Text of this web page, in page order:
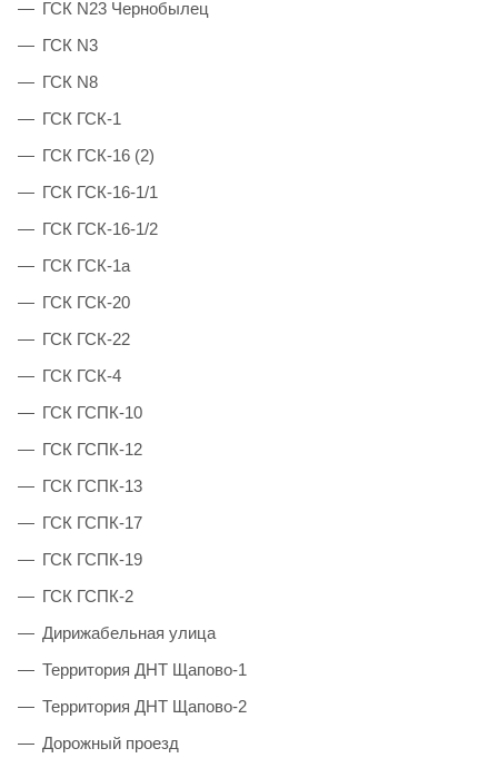
ГСК N23 Чернобылец
ГСК N3
ГСК N8
ГСК ГСК-1
ГСК ГСК-16 (2)
ГСК ГСК-16-1/1
ГСК ГСК-16-1/2
ГСК ГСК-1а
ГСК ГСК-20
ГСК ГСК-22
ГСК ГСК-4
ГСК ГСПК-10
ГСК ГСПК-12
ГСК ГСПК-13
ГСК ГСПК-17
ГСК ГСПК-19
ГСК ГСПК-2
Дирижабельная улица
Территория ДНТ Щапово-1
Территория ДНТ Щапово-2
Дорожный проезд